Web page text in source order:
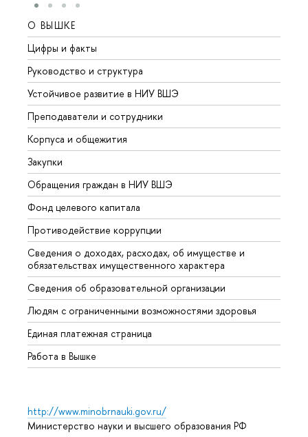
О ВЫШКЕ
Цифры и факты
Руководство и структура
Устойчивое развитие в НИУ ВШЭ
Преподаватели и сотрудники
Корпуса и общежития
Закупки
Обращения граждан в НИУ ВШЭ
Фонд целевого капитала
Противодействие коррупции
Сведения о доходах, расходах, об имуществе и
обязательствах имущественного характера
Сведения об образовательной организации
Людям с ограниченными возможностями здоровья
Единая платежная страница
Работа в Вышке
http://www.minobrnauki.gov.ru/
Министерство науки и высшего образования РФ